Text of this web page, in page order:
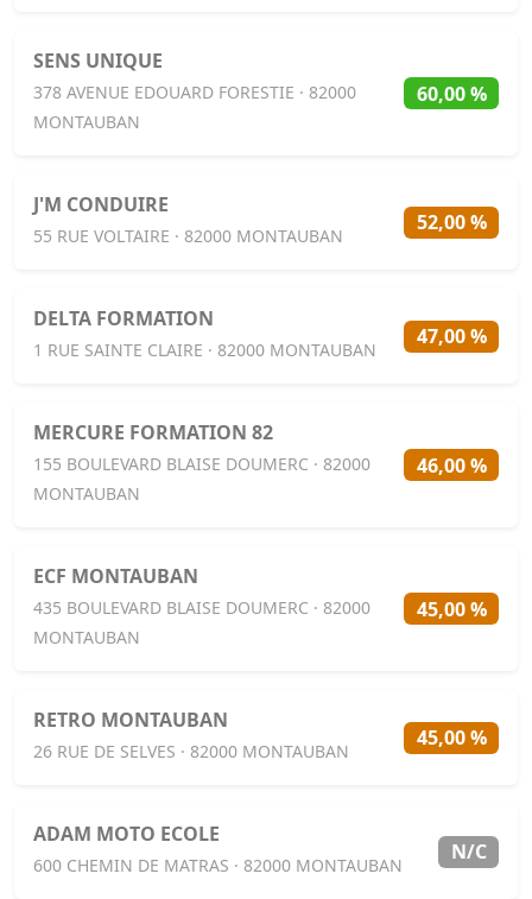
SENS UNIQUE
378 AVENUE EDOUARD FORESTIE · 82000
MONTAUBAN
60,00 %
J'M CONDUIRE
55 RUE VOLTAIRE · 82000 MONTAUBAN
52,00 %
DELTA FORMATION
1 RUE SAINTE CLAIRE · 82000 MONTAUBAN
47,00 %
MERCURE FORMATION 82
155 BOULEVARD BLAISE DOUMERC · 82000
MONTAUBAN
46,00 %
ECF MONTAUBAN
435 BOULEVARD BLAISE DOUMERC · 82000
MONTAUBAN
45,00 %
RETRO MONTAUBAN
26 RUE DE SELVES · 82000 MONTAUBAN
45,00 %
ADAM MOTO ECOLE
600 CHEMIN DE MATRAS · 82000 MONTAUBAN
N/C